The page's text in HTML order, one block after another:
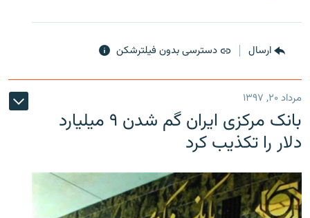
ارسال دسترسی بدون فیلترشکن
مرداد ۲۰, ۱۳۹۷
بانک مرکزی ایران گم شدن ۹ میلیارد
دلار را تکذیب کرد